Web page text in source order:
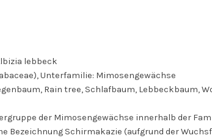
lebbeck
Unterfamilie: Mimosengewächse
Rain tree, Schlafbaum, Lebbeckbaum,
der Mimosengewächse innerhalb der
Bezeichnung Schirmakazie (aufgrund der